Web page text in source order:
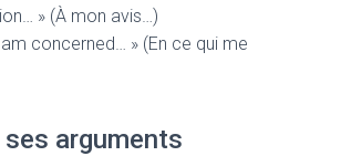
» (À mon avis…)
concerned… » (En ce qui me
arguments